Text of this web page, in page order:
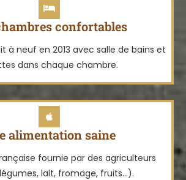
confortables
à neuf en 2013 avec salle de bains et
dans chaque chambre.
alimentation saine
fournie par des agriculteurs
lait, fromage, fruits...).